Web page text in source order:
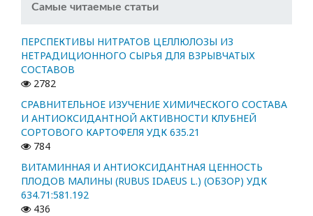
Самые читаемые статьи
ПЕРСПЕКТИВЫ НИТРАТОВ ЦЕЛЛЮЛОЗЫ ИЗ
НЕТРАДИЦИОННОГО СЫРЬЯ ДЛЯ ВЗРЫВЧАТЫХ
СОСТАВОВ
2782
СРАВНИТЕЛЬНОЕ ИЗУЧЕНИЕ ХИМИЧЕСКОГО СОСТАВА
И АНТИОКСИДАНТНОЙ АКТИВНОСТИ КЛУБНЕЙ
СОРТОВОГО КАРТОФЕЛЯ УДК 635.21
784
ВИТАМИННАЯ И АНТИОКСИДАНТНАЯ ЦЕННОСТЬ
ПЛОДОВ МАЛИНЫ (RUBUS IDAEUS L.) (ОБЗОР) УДК
634.71:581.192
436